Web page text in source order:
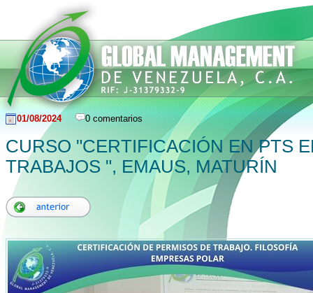
01/08/2024 0 comentarios
CURSO "CERTIFICACIÓN EN PTS
TRABAJOS ", EMAUS, MATURÍN